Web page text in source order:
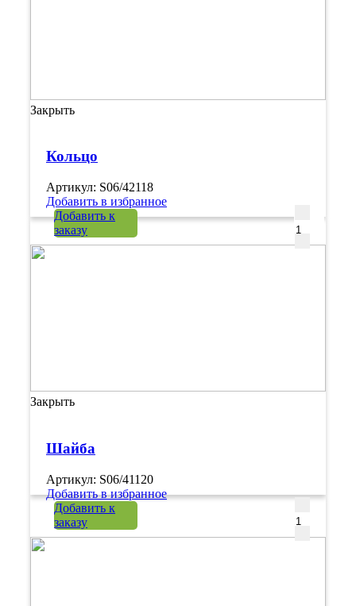
Закрыть
Кольцо
Артикул: S06/42118
Добавить в избранное
Количество
Добавить к
заказу
Закрыть
Шайба
Артикул: S06/41120
Добавить в избранное
Добавить к
заказу